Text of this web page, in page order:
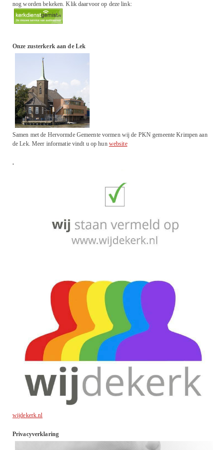
nog worden bekeken. Klik daarvoor op deze link:
Onze zusterkerk aan de Lek
Samen met de Hervormde Gemeente vormen wij de PKN gemeente Krimpen aan
de Lek. Meer informatie vindt u op hun website
.
wijdekerk.nl
Privacyverklaring